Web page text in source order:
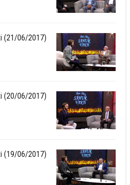
(21/06/2017)
(20/06/2017)
(19/06/2017)